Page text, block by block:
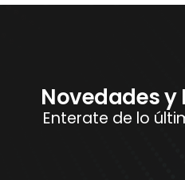
Novedades y
Enterate de lo